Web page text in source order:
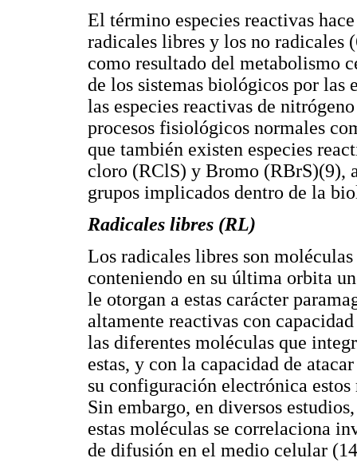
El término especies reactivas
radicales libres y los no radicales
como resultado del metabolismo
de los sistemas biológicos por las
las especies reactivas de
procesos fisiológicos normales
que también existen especies
cloro (RClS) y Bromo (RBrS)(9),
grupos implicados dentro de la
Radicales libres (RL)
Los radicales libres son
conteniendo en su última orbita
le otorgan a estas carácter
altamente reactivas con
las diferentes moléculas que
estas, y con la capacidad de
su configuración electrónica
Sin embargo, en diversos
estas moléculas se correlaciona
de difusión en el medio celular